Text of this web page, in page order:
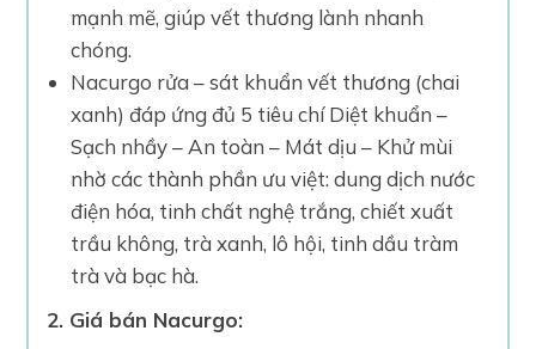
mạnh mẽ, giúp vết thương lành nhanh
chóng.
Nacurgo rửa – sát khuẩn vết thương (chai
xanh) đáp ứng đủ 5 tiêu chí Diệt khuẩn –
Sạch nhầy – An toàn – Mát dịu – Khử mùi
nhờ các thành phần ưu việt: dung dịch nước
điện hóa, tinh chất nghệ trắng, chiết xuất
trầu không, trà xanh, lô hội, tinh dầu tràm
trà và bạc hà.
2. Giá bán Nacurgo: